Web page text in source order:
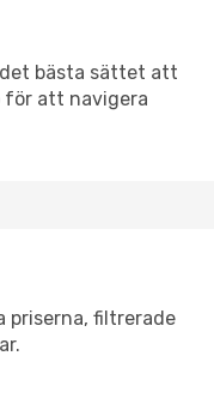
bästa sättet att
för att navigera
priserna, filtrerade